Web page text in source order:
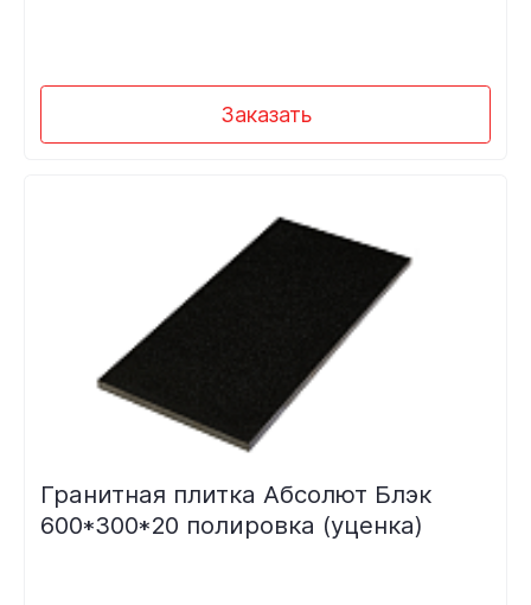
Заказать
Гранитная плитка Абсолют Блэк
600*300*20 полировка (уценка)